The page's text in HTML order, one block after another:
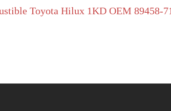
Toyota Hilux 1KD OEM 89458-